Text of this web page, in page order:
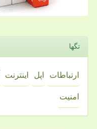
تگها
ارتباطات اپل اینترنت
امنیت